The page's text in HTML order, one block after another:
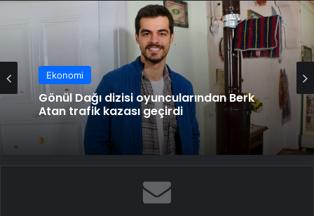
Ekonomi
Gönül Dağı dizisi oyuncularından Berk
Atan trafik kazası geçirdi